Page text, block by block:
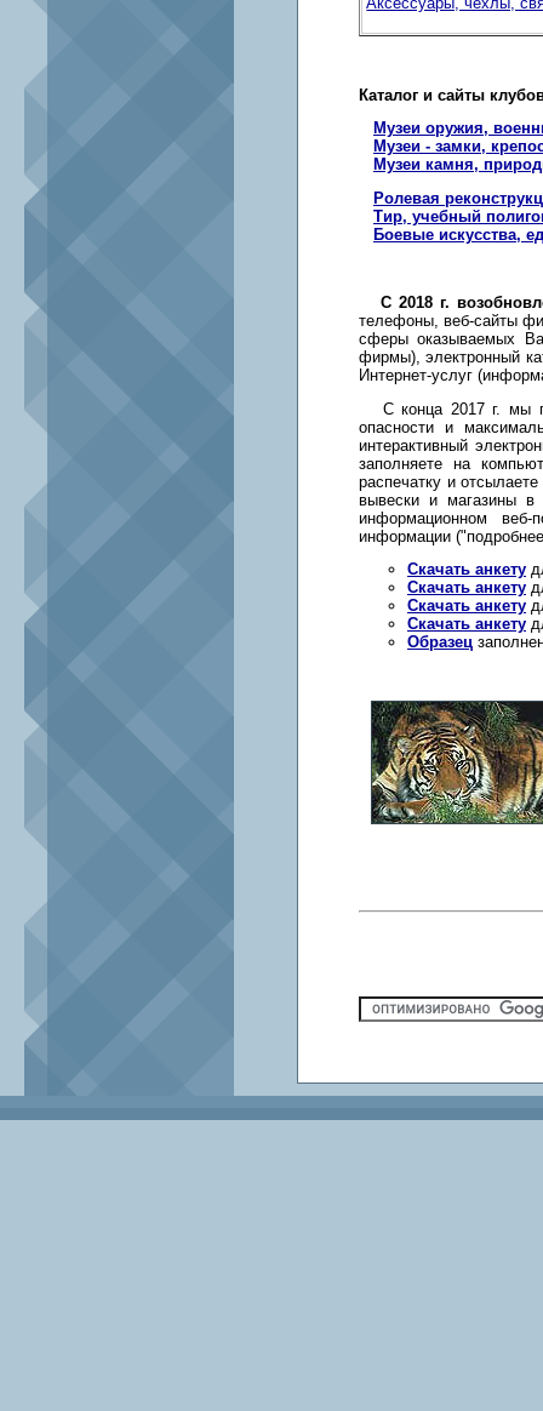
Каталог и сайты
Музеи оружия,
Музеи - замки,
Музеи камня,
Ролевая
Тир, учебный
Боевые искусства,
С 2018 г.
телефоны, веб-сайты
сферы оказываемых
фирмы), электронный
Интернет-услуг
С конца 2017 г. мы
опасности и
интерактивный
заполняете на
распечатку и
вывески и магазины в
информационном
информации
Скачать анкету
Скачать анкету
Скачать анкету
Скачать анкету
Образец